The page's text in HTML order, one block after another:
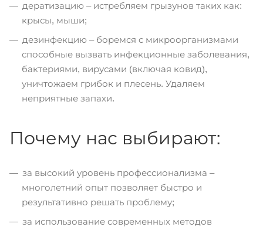
дератизацию – истребляем грызунов таких как:
крысы, мыши;
дезинфекцию – боремся с микроорганизмами
способные вызвать инфекционные заболевания,
бактериями, вирусами (включая ковид),
уничтожаем грибок и плесень. Удаляем
неприятные запахи.
Почему нас выбирают:
за высокий уровень профессионализма –
многолетний опыт позволяет быстро и
результативно решать проблему;
за использование современных методов